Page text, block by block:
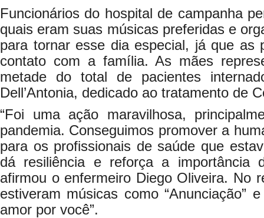
Funcionários do hospital de campanha
quais eram suas músicas preferidas e
para tornar esse dia especial, já que as
contato com a família. As mães
metade do total de pacientes
Dell’Antonia, dedicado ao tratamento de
“Foi uma ação maravilhosa,
pandemia. Conseguimos promover a
para os profissionais de saúde que
dá resiliência e reforça a importância
afirmou o enfermeiro Diego Oliveira. No
estiveram músicas como “Anunciação”
amor por você”.